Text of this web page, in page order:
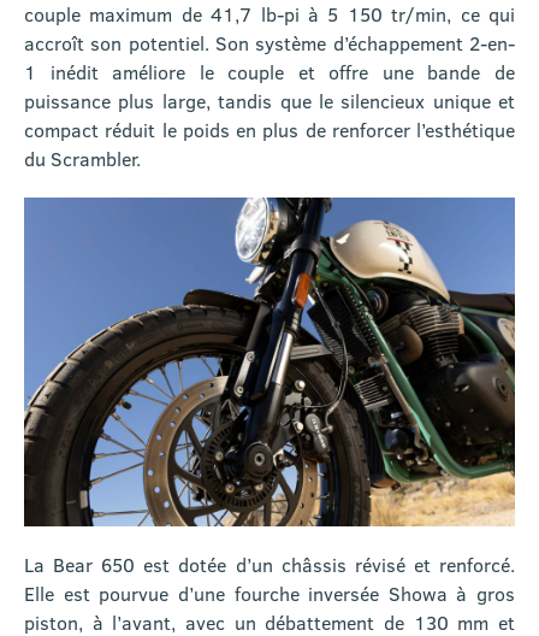
couple maximum de 41,7 lb-pi à 5 150 tr/min, ce qui
accroît son potentiel. Son système d’échappement 2-en-
1 inédit améliore le couple et offre une bande de
puissance plus large, tandis que le silencieux unique et
compact réduit le poids en plus de renforcer l’esthétique
du Scrambler.
La Bear 650 est dotée d’un châssis révisé et renforcé.
Elle est pourvue d’une fourche inversée Showa à gros
piston, à l’avant, avec un débattement de 130 mm et